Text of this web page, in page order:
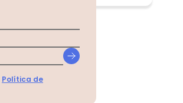
Política de